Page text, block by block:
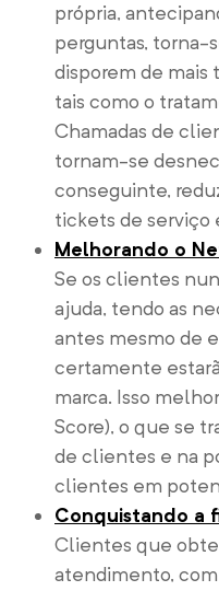
própria,
perguntas, torna-
disporem de mais
tais como o
Chamadas de
tornam-se
conseguinte,
tickets de serviço
Melhorando o
Se os clientes
ajuda, tendo as
antes mesmo de
certamente
marca. Isso
Score), o que se
de clientes e na
clientes em
Conquistando a
Clientes que
atendimento,